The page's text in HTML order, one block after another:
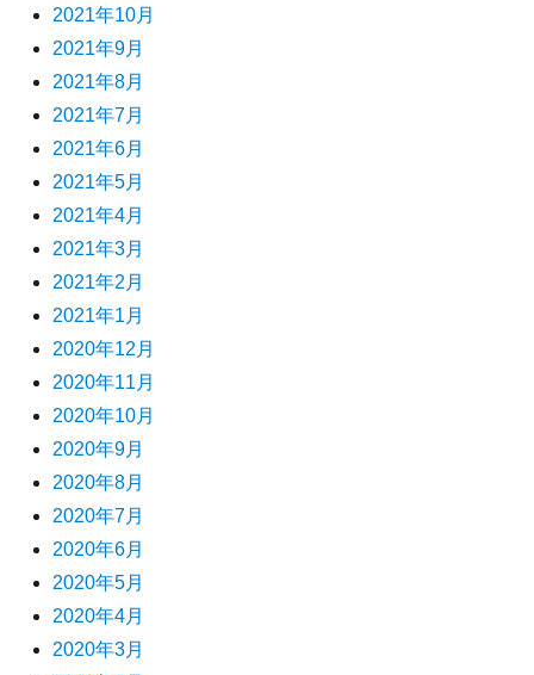
2021年10月
2021年9月
2021年8月
2021年7月
2021年6月
2021年5月
2021年4月
2021年3月
2021年2月
2021年1月
2020年12月
2020年11月
2020年10月
2020年9月
2020年8月
2020年7月
2020年6月
2020年5月
2020年4月
2020年3月